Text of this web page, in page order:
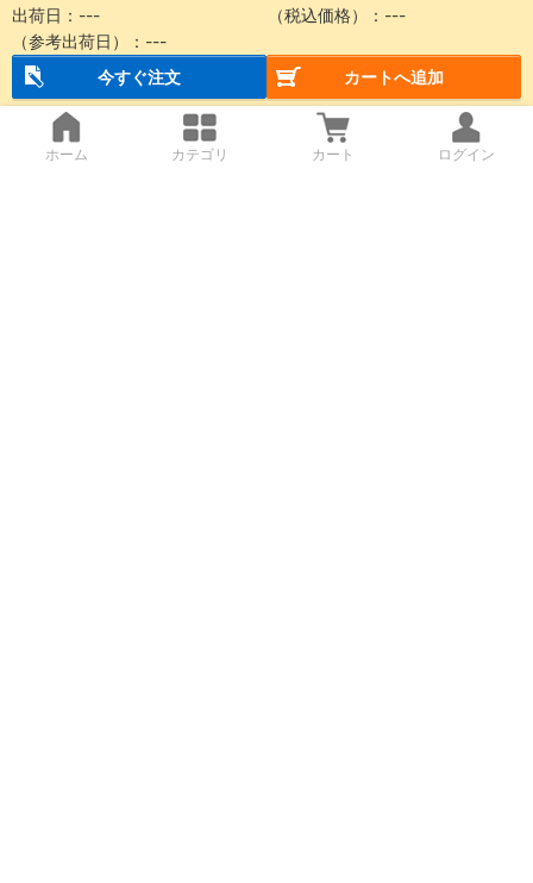
出荷日： --- （税込価格）： ---
（参考出荷日）： ---
今すぐ注文
カートへ追加
ホーム カテゴリ カート ログイン